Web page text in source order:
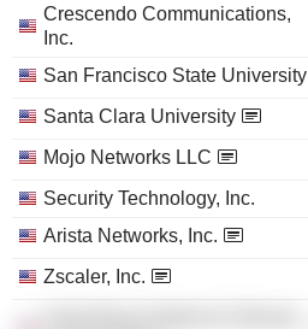
Crescendo Communications,
Inc.
San Francisco State University
Santa Clara University
Mojo Networks LLC
Security Technology, Inc.
Arista Networks, Inc.
Zscaler, Inc.